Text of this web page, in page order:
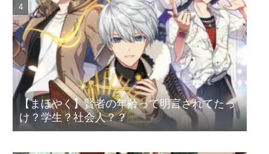
【まほやく】賢者の年齢って明言されてたっ
け？学生？社会人？？